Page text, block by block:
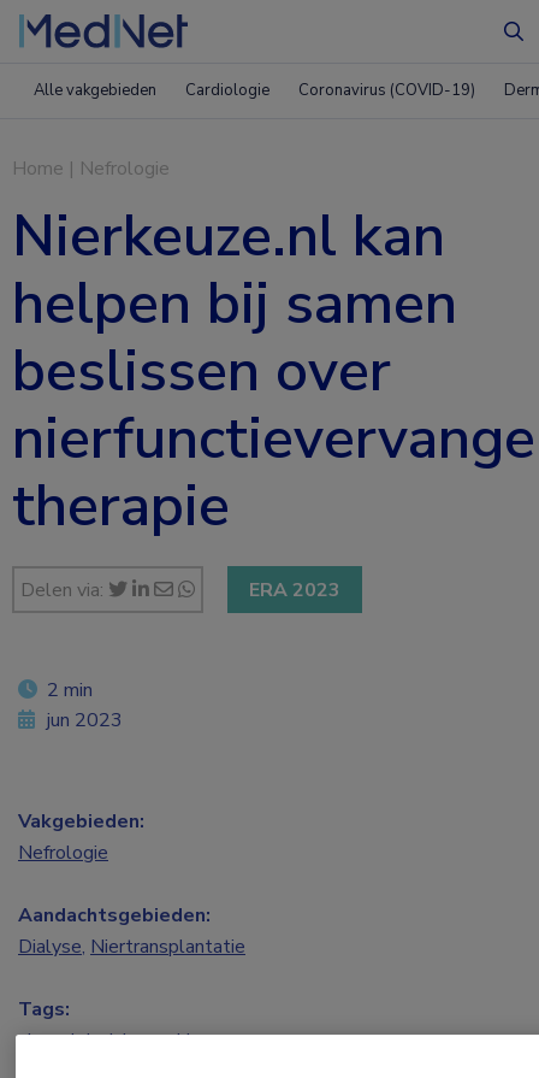
Alle vakgebieden Cardiologie Coronavirus (COVID-19)
Home | Nefrologie
Nierkeuze.nl kan
helpen bij samen
beslissen over
therapie
Delen via: ERA 2023
2 min
jun 2023
Vakgebieden:
Nefrologie
Aandachtsgebieden:
Dialyse, Niertransplantatie
Tags:
shared decision making